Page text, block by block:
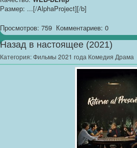
Размер: ...[/AlphaProject][/b]
Просмотров: 759 Комментариев: 0
Назад в настоящее (2021)
Категория:Фильмы 2021 года Комедия Драма